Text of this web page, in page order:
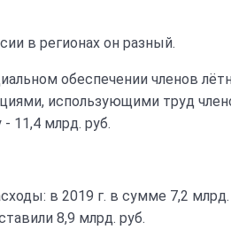
в регионах он разный.
обеспечении членов
использующими труд
11,4 млрд. руб.
в 2019 г. в сумме 7,2 млрд.
8,9 млрд. руб.